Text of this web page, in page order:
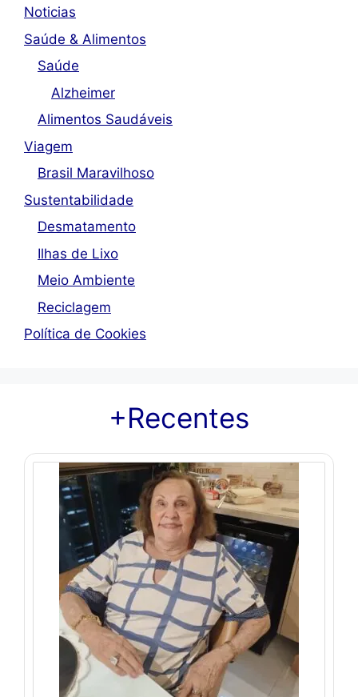
Noticias
Saúde & Alimentos
Saúde
Alzheimer
Alimentos Saudáveis
Viagem
Brasil Maravilhoso
Sustentabilidade
Desmatamento
Ilhas de Lixo
Meio Ambiente
Reciclagem
Política de Cookies
+Recentes